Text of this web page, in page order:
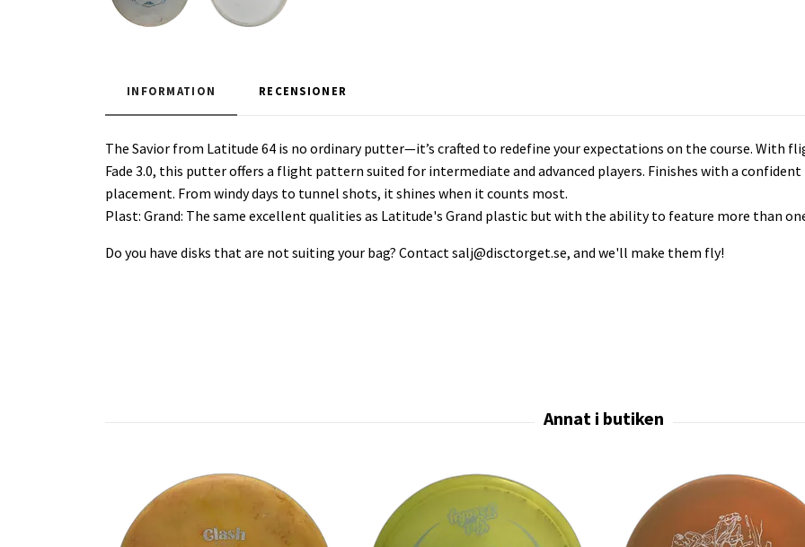
INFORMATION RECENSIONER
The Savior from Latitude 64 is no ordinary putter—it’s crafted to redefine your expectations on the course. With
Fade 3.0, this putter offers a flight pattern suited for intermediate and advanced players. Finishes with a
placement. From windy days to tunnel shots, it shines when it counts most.
Plast: Grand: The same excellent qualities as Latitude's Grand plastic but with the ability to feature more than
Do you have disks that are not suiting your bag? Contactsalj@disctorget.se, and we'll make them fly!